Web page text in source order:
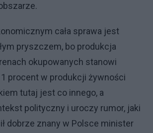
cała sprawa jest
pryszczem, bo produkcja
okupowanych stanowi
1 procent w produkcji żywności
tutaj jest co innego, a
polityczny i uroczy rumor, jaki
dobrze znany w Polsce minister